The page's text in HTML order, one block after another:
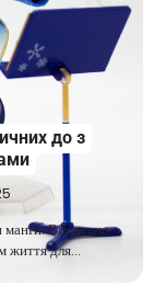
до з
Він давно
життя для…